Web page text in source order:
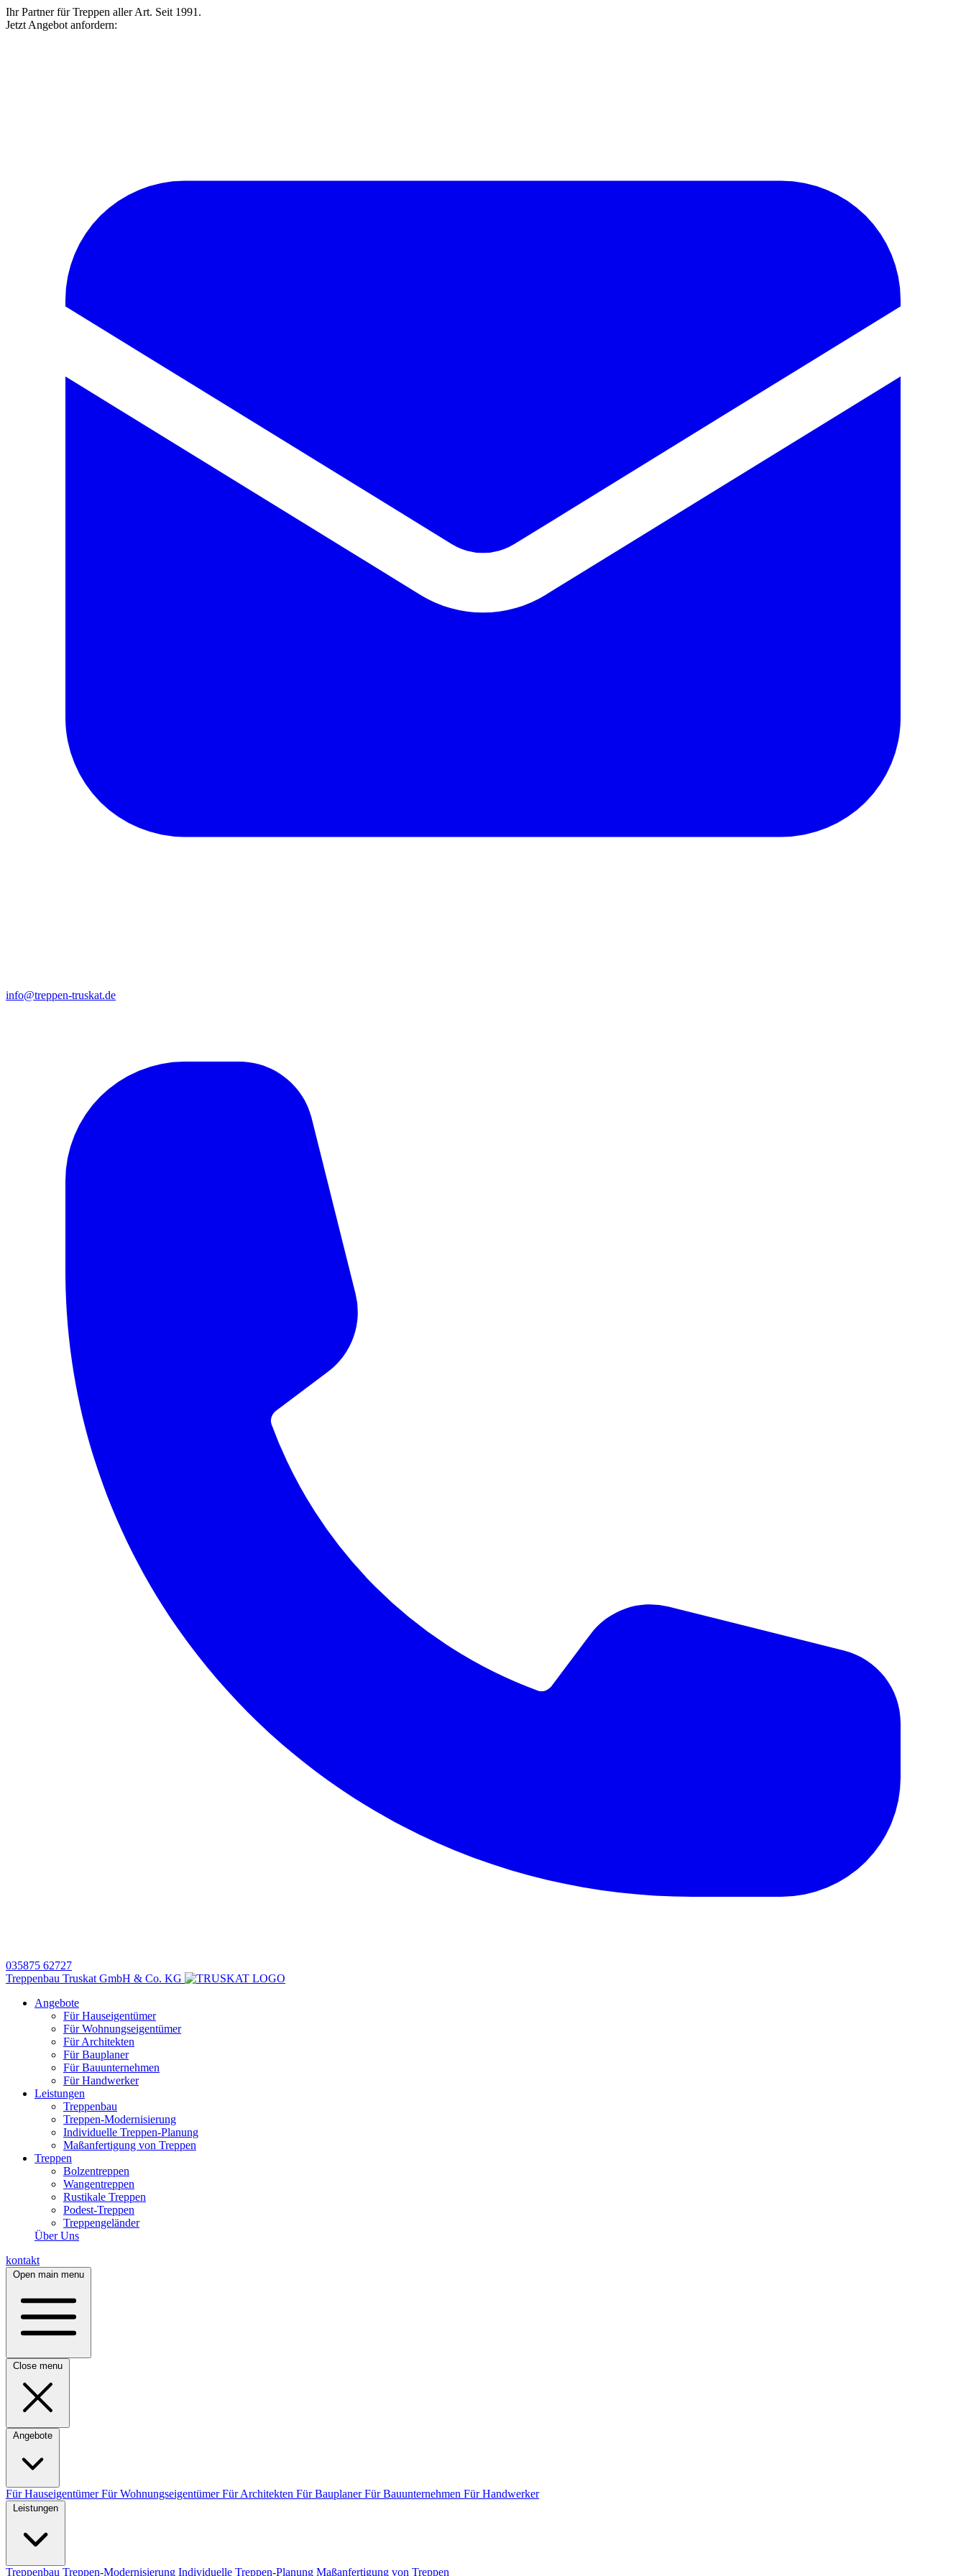
Ihr Partner für Treppen aller Art. Seit 1991.
Jetzt Angebot anfordern:
info@treppen-truskat.de
035875 62727
Treppenbau Truskat GmbH & Co. KG
Angebote
Für Hauseigentümer
Für Wohnungseigentümer
Für Architekten
Für Bauplaner
Für Bauunternehmen
Für Handwerker
Leistungen
Treppenbau
Treppen-Modernisierung
Individuelle Treppen-Planung
Maßanfertigung von Treppen
Treppen
Bolzentreppen
Wangentreppen
Rustikale Treppen
Podest-Treppen
Treppengeländer
Über Uns
kontakt
Open main menu
Close menu
Angebote
Für HauseigentümerFür WohnungseigentümerFür Architekten Für BauplanerFür Bauunternehmen Für Handwerker
Leistungen
Treppenbau Treppen-Modernisierung Individuelle Treppen-Planung Maßanfertigung von Treppen